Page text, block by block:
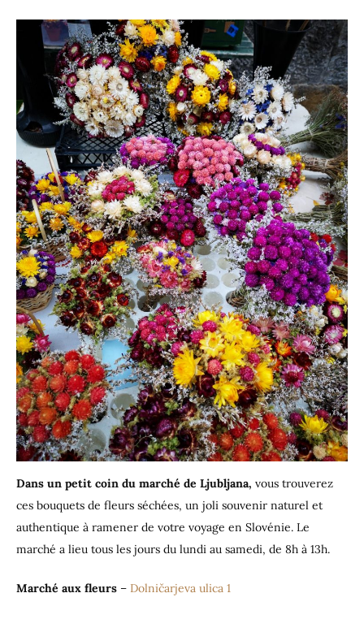
Dans un petit coin du marché de Ljubljana, vous trouverez
ces bouquets de fleurs séchées, un joli souvenir naturel et
authentique à ramener de votre voyage en Slovénie. Le
marché a lieu tous les jours du lundi au samedi, de 8h à 13h.
Marché aux fleurs – Dolničarjeva ulica 1